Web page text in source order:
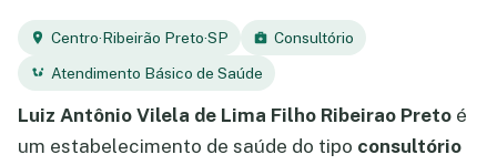
Centro·Ribeirão Preto·SP
Consultório
Atendimento Básico de Saúde
Luiz Antônio Vilela de Lima Filho Ribeirao Preto é
um estabelecimento de saúde do tipo consultório